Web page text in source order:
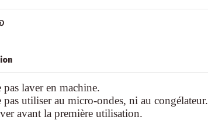
pas laver en machine.
pas utiliser au micro-ondes, ni au congélateur.
avant la première utilisation.